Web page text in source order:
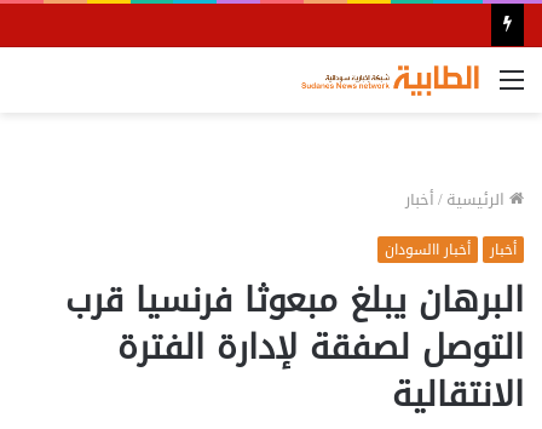
القائمة
الرئيسية/أخبار
أخبار أخبار االسودان
البرهان يبلغ مبعوثا فرنسيا قرب
التوصل لصفقة لإدارة الفترة
الانتقالية